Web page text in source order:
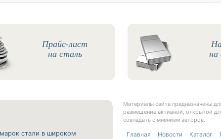
Прайс-лист
на сталь
на
стали в широком
Материалы сайта предназначены
размещение активной, открытой
совпадать с мнением авторов.
Главная Новости Каталог